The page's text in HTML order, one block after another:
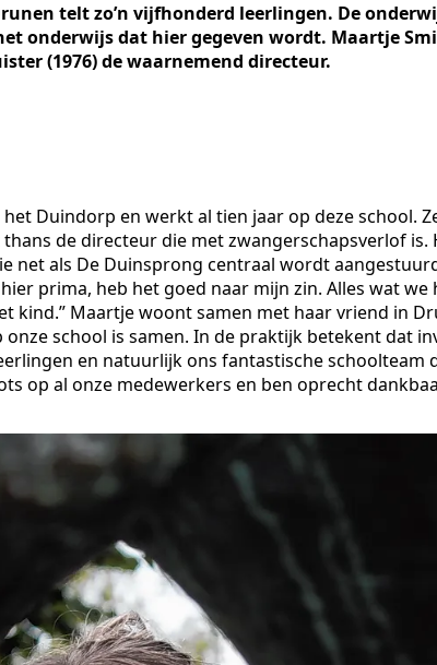
telt zo’n vijfhonderd leerlingen. De
onderwijs dat hier gegeven wordt. Maartje
(1976) de waarnemend directeur.
Duindorp en werkt al tien jaar op deze school.
de directeur die met zwangerschapsverlof
net als De Duinsprong centraal wordt
prima, heb het goed naar mijn zin. Alles wat
kind.” Maartje woont samen met haar vriend in
school is samen. In de praktijk betekent dat
en natuurlijk ons fantastische schoolteam
op al onze medewerkers en ben oprecht